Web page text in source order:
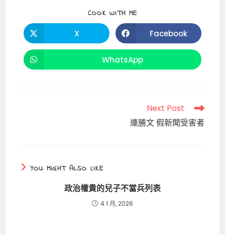
o
k
t
p k
COOK WITH ME
Opens
in
a
X Opens
in
a
Facebook
Opens
in
WhatsApp
Next Post
連勝文 假新聞受害者
YOU MIGHT ALSO LIKE
政治權貴的兒子不當兵列表
4 1 月, 2026